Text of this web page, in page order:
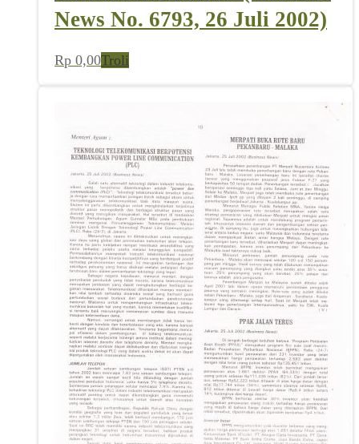
News No. 6793, 26 Juli 2002)
Rp 0,00Troli